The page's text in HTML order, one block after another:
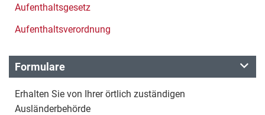
Aufenthaltsgesetz
Aufenthaltsverordnung
Formulare
Erhalten Sie von Ihrer örtlich zuständigen
Ausländerbehörde